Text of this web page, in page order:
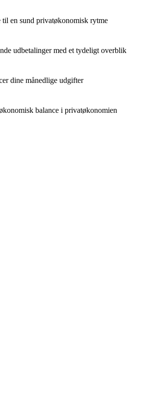
til en sund privatøkonomisk rytme
udbetalinger med et tydeligt overblik
dine månedlige udgifter
balance i privatøkonomien